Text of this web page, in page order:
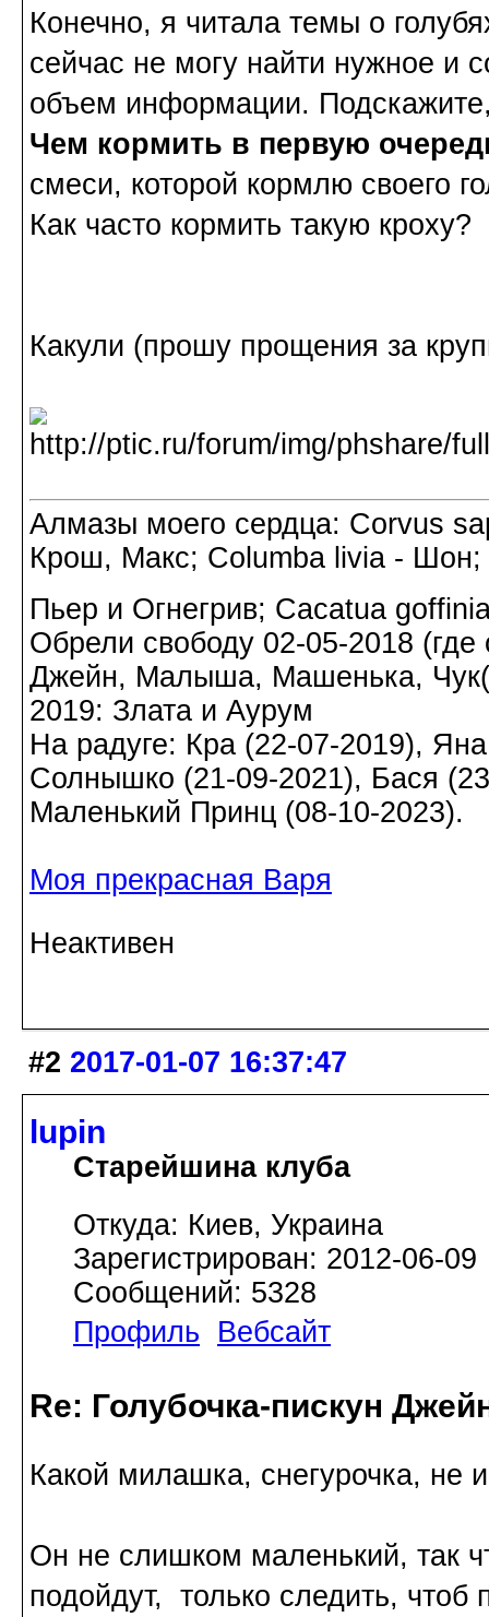
Конечно, я читала темы о
сейчас не могу найти нужное и
объем информации.
Чем кормить в первую
смеси, которой кормлю своего
Как часто кормить такую кроху?
Какули (прошу прощения за
Алмазы моего сердца: Corvus
Крош, Макс; Columba livia -
Пьер и Огнегрив; Cacatua
Обрели свободу 02-05-2018
Джейн, Малыша, Машенька,
2019: Злата и Аурум
На радуге: Кра (22-07-2019),
Солнышко (21-09-2021), Бася
Маленький Принц (08-10-2023).
Моя прекрасная Варя
Неактивен
#2 2017-01-07 16:37:47
lupin
Старейшина клуба
Откуда: Киев, Украина
Зарегистрирован: 2012-06-09
Сообщений: 5328
Профиль
Вебсайт
Re: Голубочка-пискун
Какой милашка, снегурочка, не
Он не слишком маленький, так
подойдут, только следить,